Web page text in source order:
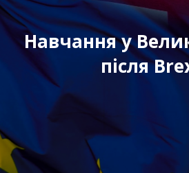
Я даю згоду на
персональних даних
Навчання у
після